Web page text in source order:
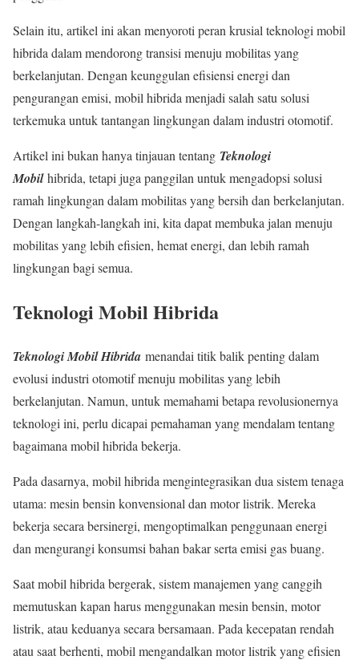
Selain itu, artikel ini akan menyoroti peran krusial teknologi mobil
hibrida dalam mendorong transisi menuju mobilitas yang
berkelanjutan. Dengan keunggulan efisiensi energi dan
pengurangan emisi, mobil hibrida menjadi salah satu solusi
terkemuka untuk tantangan lingkungan dalam industri otomotif.
Artikel ini bukan hanya tinjauan tentang Teknologi
Mobilhibrida, tetapi juga panggilan untuk mengadopsi solusi
ramah lingkungan dalam mobilitas yang bersih dan berkelanjutan.
Dengan langkah-langkah ini, kita dapat membuka jalan menuju
mobilitas yang lebih efisien, hemat energi, dan lebih ramah
lingkungan bagi semua.
Teknologi Mobil Hibrida
Teknologi Mobil Hibrida menandai titik balik penting dalam
evolusi industri otomotif menuju mobilitas yang lebih
berkelanjutan. Namun, untuk memahami betapa revolusionernya
teknologi ini, perlu dicapai pemahaman yang mendalam tentang
bagaimana mobil hibrida bekerja.
Pada dasarnya, mobil hibrida mengintegrasikan dua sistem tenaga
utama: mesin bensin konvensional dan motor listrik. Mereka
bekerja secara bersinergi, mengoptimalkan penggunaan energi
dan mengurangi konsumsi bahan bakar serta emisi gas buang.
Saat mobil hibrida bergerak, sistem manajemen yang canggih
memutuskan kapan harus menggunakan mesin bensin, motor
listrik, atau keduanya secara bersamaan. Pada kecepatan rendah
atau saat berhenti, mobil mengandalkan motor listrik yang efisien